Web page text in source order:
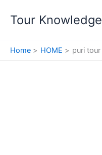
Tour Knowledge
Home HOME puri tour